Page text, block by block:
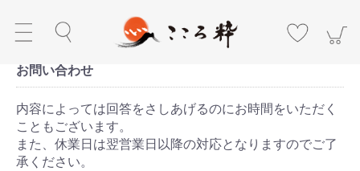
お問い合わせ
内容によっては回答をさしあげるのにお時間をいただく
こともございます。
また、休業日は翌営業日以降の対応となりますのでご了
承ください。